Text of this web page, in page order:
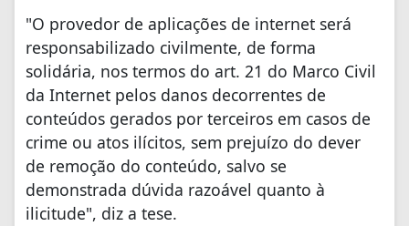
"O provedor de aplicações de internet será
responsabilizado civilmente, de forma
solidária, nos termos do art. 21 do Marco Civil
da Internet pelos danos decorrentes de
conteúdos gerados por terceiros em casos de
crime ou atos ilícitos, sem prejuízo do dever
de remoção do conteúdo, salvo se
demonstrada dúvida razoável quanto à
ilicitude", diz a tese.